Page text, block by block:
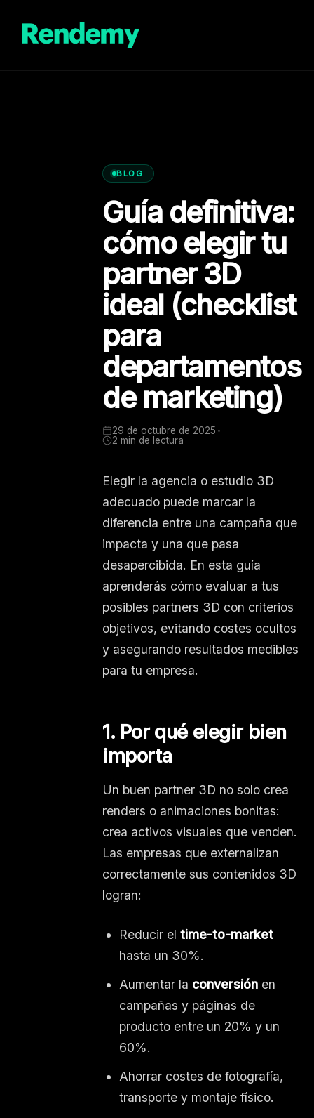
contenido
BLOG
Guía definitiva:
cómo elegir tu
partner 3D
ideal (checklist
para
departamentos
de marketing)
29 de octubre de 2025
2 min de lectura
Elegir la agencia o estudio 3D
adecuado puede marcar la
diferencia entre una campaña que
impacta y una que pasa
desapercibida. En esta guía
aprenderás cómo evaluar a tus
posibles partners 3D con criterios
objetivos, evitando costes ocultos
y asegurando resultados medibles
para tu empresa.
1. Por qué elegir bien
importa
Un buen partner 3D no solo crea
renders o animaciones bonitas:
crea activos visuales que venden.
Las empresas que externalizan
correctamente sus contenidos 3D
logran:
Reducir el time-to-market
hasta un 30%.
Aumentar la conversión en
campañas y páginas de
producto entre un 20% y un
60%.
Ahorrar costes de fotografía,
transporte y montaje físico.